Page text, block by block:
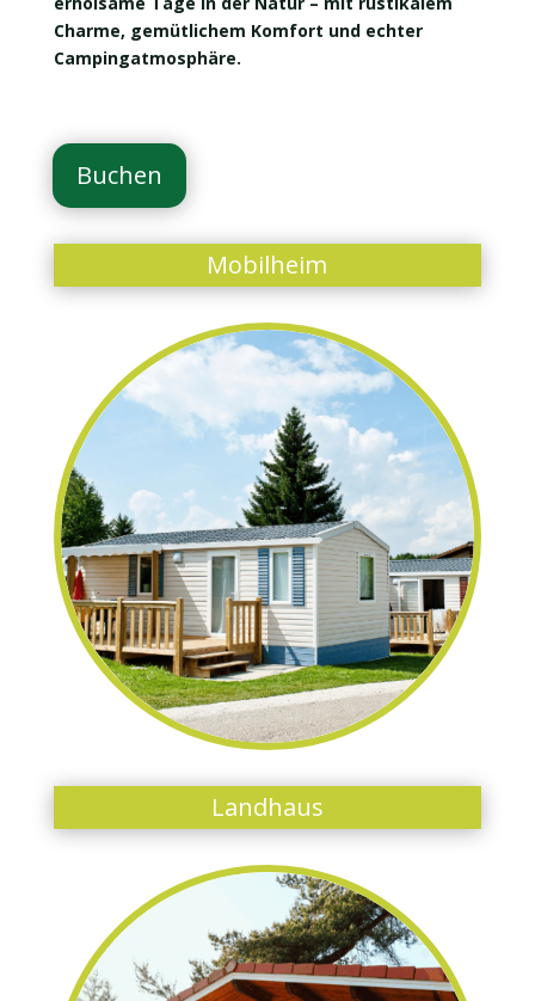
Charme, gemütlichem Komfort und echter
Campingatmosphäre.
Buchen
Mobilheim
Landhaus